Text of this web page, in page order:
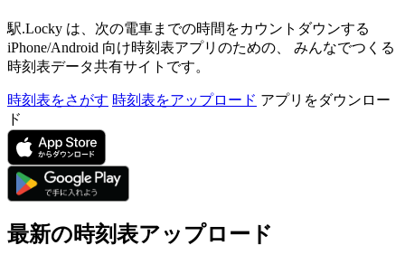
駅.Locky は、次の電車までの時間をカウントダウンする
iPhone/Android 向け時刻表アプリのための、 みんなでつくる
時刻表データ共有サイトです。
時刻表をさがす 時刻表をアップロード アプリをダウンロー
ド
最新の時刻表アップロード